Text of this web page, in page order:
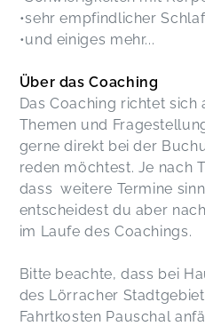
•sehr empfindlicher Schlaf
•und einiges mehr...
Über das Coaching
Das Coaching richtet sich
Themen und
gerne direkt bei der
reden möchtest. Je nach
dass weitere Termine
entscheidest du aber
im Laufe des Coachings.
Bitte beachte, dass bei
des Lörracher
Fahrtkosten Pauschal